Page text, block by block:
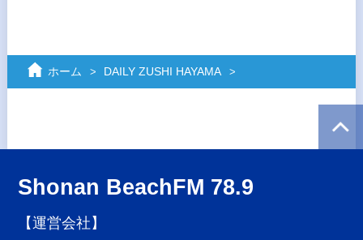
ホーム DAILY ZUSHI HAYAMA
Shonan BeachFM 78.9
【運営会社】